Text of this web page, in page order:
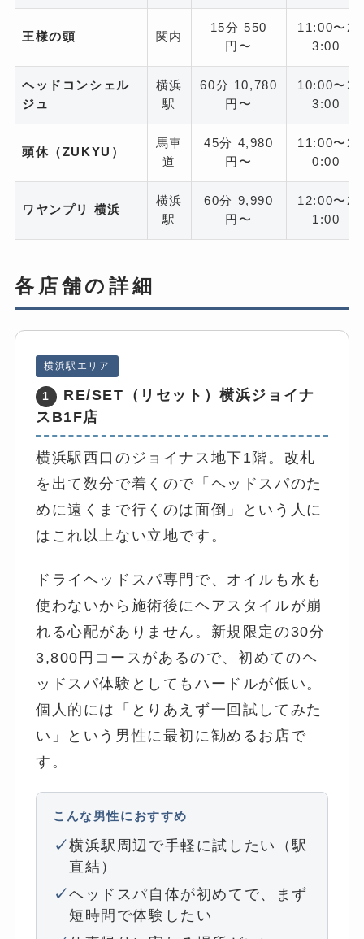
王様の頭 関内
15分 550
円〜
11:00〜2
3:00
ヘッドコンシェル
ジュ
横浜
駅
60分 10,780
円〜
10:00〜2
3:00
頭休（ZUKYU）
馬車
道
45分 4,980
円〜
11:00〜2
0:00
ワヤンプリ 横浜
横浜
駅
60分 9,990
円〜
12:00〜2
1:00
各店舗の詳細
横浜駅エリア
1
RE/SET（リセット）横浜ジョイナ
スB1F店
横浜駅西口のジョイナス地下1階。改札
を出て数分で着くので「ヘッドスパのた
めに遠くまで行くのは面倒」という人に
はこれ以上ない立地です。
ドライヘッドスパ専門で、オイルも水も
使わないから施術後にヘアスタイルが崩
れる心配がありません。新規限定の30分
3,800円コースがあるので、初めてのヘ
ッドスパ体験としてもハードルが低い。
個人的には「とりあえず一回試してみた
い」という男性に最初に勧めるお店で
す。
こんな男性におすすめ
横浜駅周辺で手軽に試したい（駅
直結）
ヘッドスパ自体が初めてで、まず
短時間で体験したい